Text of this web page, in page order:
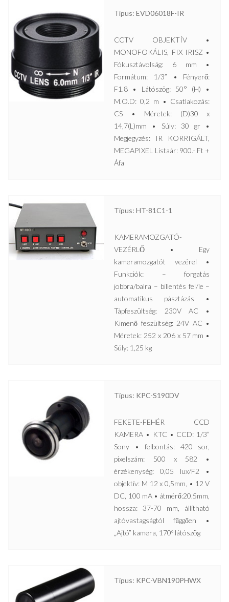
Típus: EVD06018F-IR
CCTV OBJEKTÍV •
MONOFOKÁLIS, FIX IRISZ •
Fókusztávolság: 6 mm •
Formátum: 1/3” • Fényerő:
F1.8 • Látószög: 50° (H) •
M.O.D: 0,2 m • Csatlakozás:
CS • Méretek: (D)30 x
14,7(L)mm • Súly: 30 gr •
Megjegyzés: IR KORRIGÁLT,
MEGAPIXEL Listaár: 900.- Ft +
Áfa
Típus: HT-81C1-1
KAMERAMOZGATÓ-
VEZÉRLŐ • Egy
kameramozgatót vezérel •
Funkciók: – forgatás
jobbra/balra – billentés fel/le –
automatikus pásztázás •
Tápfeszültség: 230V AC •
Kimenő feszültség: 24V AC •
Méretek: 252 x 206 x 57 mm •
Súly: 1,25 kg
Típus: KPC-S190DV
FEKETE-FEHÉR CCD
KAMERA • KTC • CCD: 1/3”
Sony • felbontás: 420 sor,
pixelszám: 500 x 582 •
érzékenység: 0,05 lux/F2 •
objektív: M 12 x 0,5mm, • 12 V
DC, 100 mA • átmérő:20.5mm,
hossza: 37-70 mm, állítható
ajtóvastagságtól fűggően •
„Ajtó” kamera, 170º látószög
Típus: KPC-VBN190PHWX